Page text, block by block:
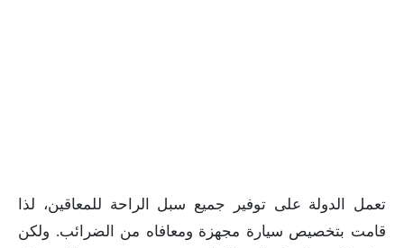
تعمل الدولة على توفير جميع سبل الراحة للمعاقين، لذا
قامت بتخصيص سيارة مجهزة ومعافاه من الضرائب. ولكن